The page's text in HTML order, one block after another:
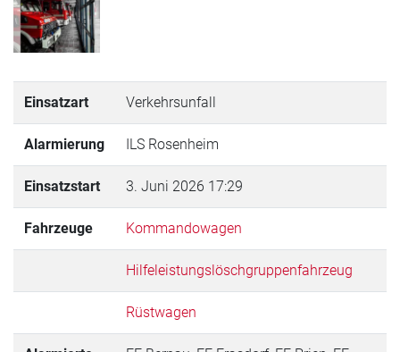
Einsatzart Verkehrsunfall
Alarmierung ILS Rosenheim
Einsatzstart 3. Juni 2026 17:29
Fahrzeuge Kommandowagen
Hilfeleistungslöschgruppenfahrzeug
Rüstwagen